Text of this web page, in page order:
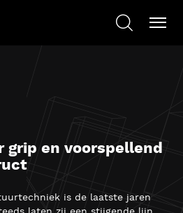
grip en voorspellend
is de laatste jaren